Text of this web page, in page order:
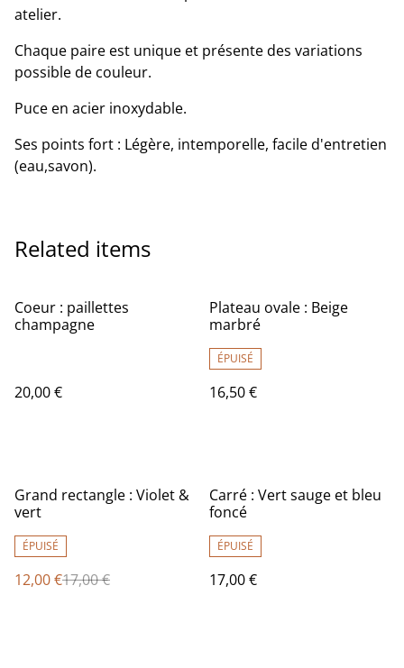
atelier.
Chaque paire est unique et présente des variations
possible de couleur.
Puce en acier inoxydable.
Ses points fort : Légère, intemporelle, facile d'entretien
(eau,savon).
Related items
Coeur : paillettes
champagne
20,00 €
Plateau ovale : Beige
marbré
ÉPUISÉ
16,50 €
%
Grand rectangle : Violet &
vert
ÉPUISÉ
12,00 €17,00 €
Carré : Vert sauge et bleu
foncé
ÉPUISÉ
17,00 €